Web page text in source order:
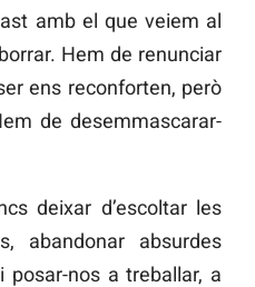
amb el que veiem al
Hem de renunciar
ens reconforten, però
de desemmascarar-
deixar d’escoltar les
abandonar absurdes
nos a treballar, a